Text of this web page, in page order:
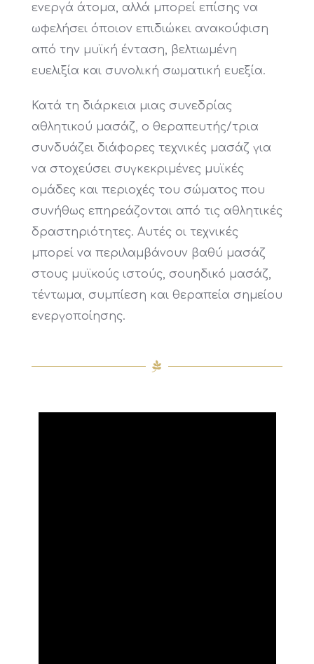
ενεργά άτομα, αλλά μπορεί επίσης να
ωφελήσει όποιον επιδιώκει ανακούφιση
από την μυϊκή ένταση, βελτιωμένη
ευελιξία και συνολική σωματική ευεξία.
Κατά τη διάρκεια μιας συνεδρίας
αθλητικού μασάζ, ο θεραπευτής/τρια
συνδυάζει διάφορες τεχνικές μασάζ για
να στοχεύσει συγκεκριμένες μυϊκές
ομάδες και περιοχές του σώματος που
συνήθως επηρεάζονται από τις αθλητικές
δραστηριότητες. Αυτές οι τεχνικές
μπορεί να περιλαμβάνουν βαθύ μασάζ
στους μυϊκούς ιστούς, σουηδικό μασάζ,
τέντωμα, συμπίεση και θεραπεία σημείου
ενεργοποίησης.